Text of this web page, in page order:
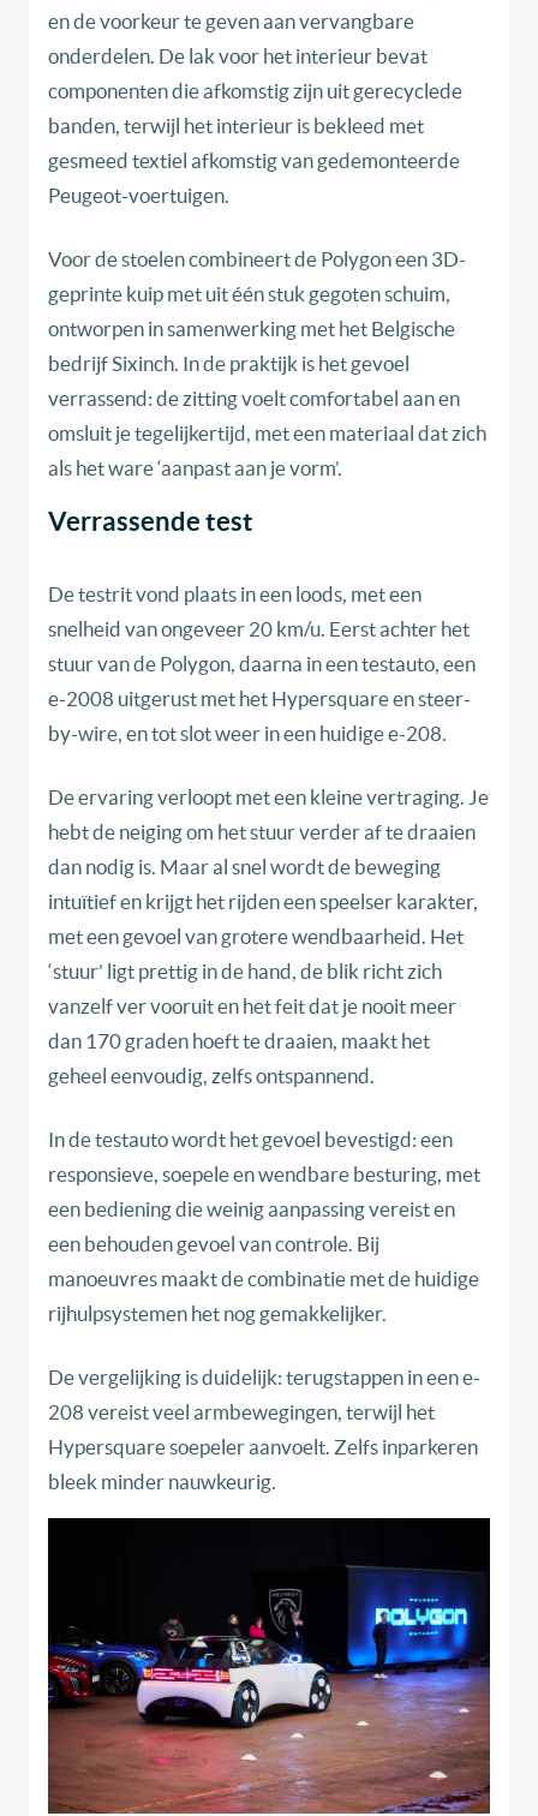
en de voorkeur te geven aan vervangbare
onderdelen. De lak voor het interieur bevat
componenten die afkomstig zijn uit gerecyclede
banden, terwijl het interieur is bekleed met
gesmeed textiel afkomstig van gedemonteerde
Peugeot-voertuigen.
Voor de stoelen combineert de Polygon een 3D-
geprinte kuip met uit één stuk gegoten schuim,
ontworpen in samenwerking met het Belgische
bedrijf Sixinch. In de praktijk is het gevoel
verrassend: de zitting voelt comfortabel aan en
omsluit je tegelijkertijd, met een materiaal dat zich
als het ware ‘aanpast aan je vorm’.
Verrassende test
De testrit vond plaats in een loods, met een
snelheid van ongeveer 20 km/u. Eerst achter het
stuur van de Polygon, daarna in een testauto, een
e-2008 uitgerust met het Hypersquare en steer-
by-wire, en tot slot weer in een huidige e-208.
De ervaring verloopt met een kleine vertraging. Je
hebt de neiging om het stuur verder af te draaien
dan nodig is. Maar al snel wordt de beweging
intuïtief en krijgt het rijden een speelser karakter,
met een gevoel van grotere wendbaarheid. Het
‘stuur’ ligt prettig in de hand, de blik richt zich
vanzelf ver vooruit en het feit dat je nooit meer
dan 170 graden hoeft te draaien, maakt het
geheel eenvoudig, zelfs ontspannend.
In de testauto wordt het gevoel bevestigd: een
responsieve, soepele en wendbare besturing, met
een bediening die weinig aanpassing vereist en
een behouden gevoel van controle. Bij
manoeuvres maakt de combinatie met de huidige
rijhulpsystemen het nog gemakkelijker.
De vergelijking is duidelijk: terugstappen in een e-
208 vereist veel armbewegingen, terwijl het
Hypersquare soepeler aanvoelt. Zelfs inparkeren
bleek minder nauwkeurig.